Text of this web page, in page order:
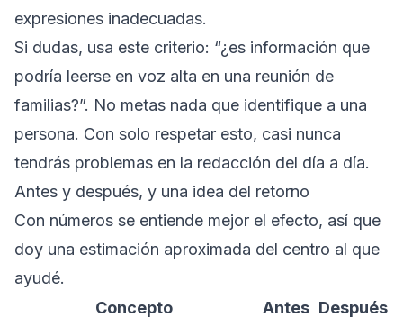
expresiones inadecuadas.
Si dudas, usa este criterio: “¿es información que
podría leerse en voz alta en una reunión de
familias?”. No metas nada que identifique a una
persona. Con solo respetar esto, casi nunca
tendrás problemas en la redacción del día a día.
Antes y después, y una idea del retorno
Con números se entiende mejor el efecto, así que
doy una estimación aproximada del centro al que
ayudé.
Concepto
Antes Después